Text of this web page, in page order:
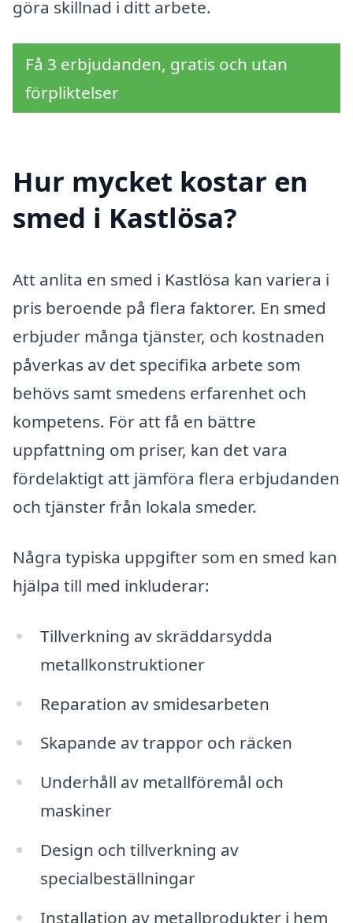
göra skillnad i ditt arbete.
Få 3 erbjudanden, gratis och utan
förpliktelser
Hur mycket kostar en
smed i Kastlösa?
Att anlita en smed i Kastlösa kan variera i
pris beroende på flera faktorer. En smed
erbjuder många tjänster, och kostnaden
påverkas av det specifika arbete som
behövs samt smedens erfarenhet och
kompetens. För att få en bättre
uppfattning om priser, kan det vara
fördelaktigt att jämföra flera erbjudanden
och tjänster från lokala smeder.
Några typiska uppgifter som en smed kan
hjälpa till med inkluderar:
Tillverkning av skräddarsydda
metallkonstruktioner
Reparation av smidesarbeten
Skapande av trappor och räcken
Underhåll av metallföremål och
maskiner
Design och tillverkning av
specialbeställningar
Installation av metallprodukter i hem